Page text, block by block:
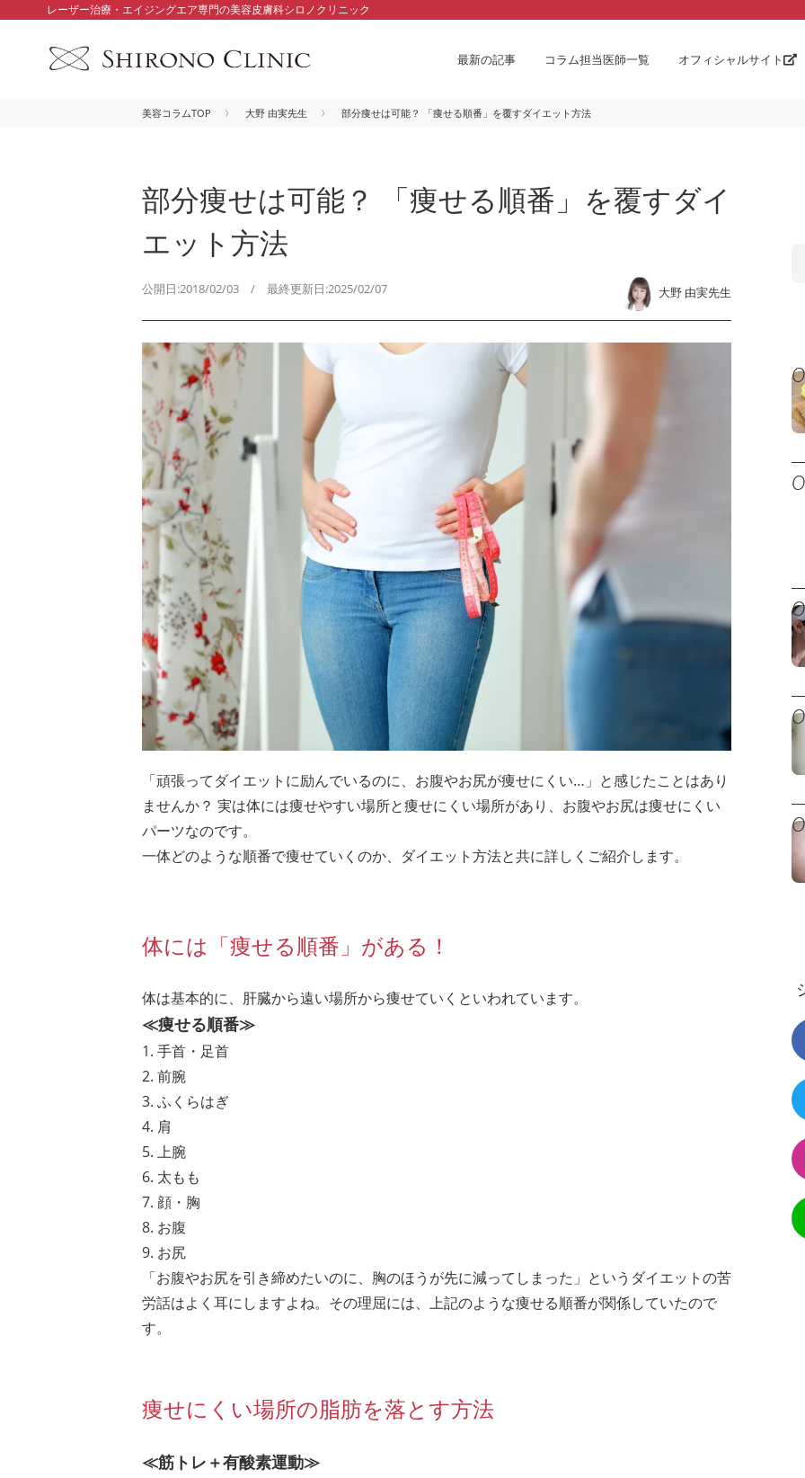
レーザー治療・エイジングエア専門の美容皮膚科シロノクリニック
最新の記事 コラム担当医師一覧 オフィシャルサイト
美容コラムTOP 大野 由実先生 部分痩せは可能？ 「痩せる順番」を覆すダイエット方法
部分痩せは可能？ 「痩せる順番」を覆すダイ
エット方法
公開日:2018/02/03 / 最終更新日:2025/02/07 大野 由実先生
「頑張ってダイエットに励んでいるのに、お腹やお尻が痩せにくい…」と感じたことはあり
ませんか？ 実は体には痩せやすい場所と痩せにくい場所があり、お腹やお尻は痩せにくい
パーツなのです。
一体どのような順番で痩せていくのか、ダイエット方法と共に詳しくご紹介します。
体には「痩せる順番」がある！
体は基本的に、肝臓から遠い場所から痩せていくといわれています。
≪痩せる順番≫
1. 手首・足首
2. 前腕
3. ふくらはぎ
4. 肩
5. 上腕
6. 太もも
7. 顔・胸
8. お腹
9. お尻
「お腹やお尻を引き締めたいのに、胸のほうが先に減ってしまった」というダイエットの苦
労話はよく耳にしますよね。その理屈には、上記のような痩せる順番が関係していたので
す。
痩せにくい場所の脂肪を落とす方法
≪筋トレ＋有酸素運動≫